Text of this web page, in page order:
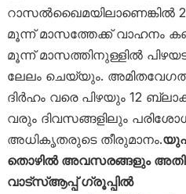
റാസൽഖൈമയിലാണെങ്കിൽ
മൂന്ന് മാസത്തേക്ക് വാഹനം
മൂന്ന് മാസത്തിനുള്ളിൽ
ലേലം ചെയ്യും.
ദിർഹം വരെ പിഴയും 12
വരും ദിവസങ്ങളിലും
അധികൃതരുടെ തീരുമാനം.
തൊഴിൽ അവസരങ്ങളും
വാട്സ്ആപ്പ് ഗ്രൂപ്പിൽ